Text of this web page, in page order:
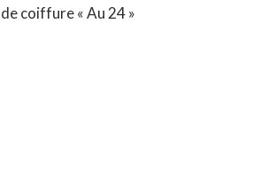
coiffure « Au 24 »